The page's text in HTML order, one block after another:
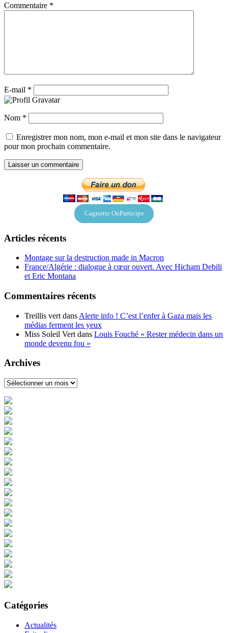
Commentaire *
E-mail *
Nom *
Enregistrer mon nom, mon e-mail et mon site dans le navigateur
pour mon prochain commentaire.
Cagnotte OnParticipe
Articles récents
Montage sur la destruction made in Macron
France/Algérie : dialogue à cœur ouvert. Avec Hicham Debili
et Eric Montana
Commentaires récents
Treillis vert dans Alerte info ! C’est l’enfer à Gaza mais les
médias ferment les yeux
Miss Soleil Vert dans Louis Fouché « Rester médecin dans un
monde devenu fou »
Archives
Archives
Catégories
Actualités